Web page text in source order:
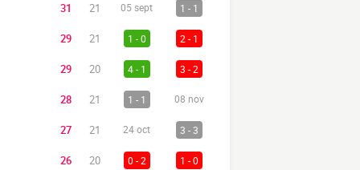
31 21 05 sept 1 - 1
29 21 1 - 0 2 - 1
29 20 4 - 1 3 - 2
28 21 1 - 1 08 nov
27 21 24 oct 3 - 3
26 20 0 - 2 1 - 0